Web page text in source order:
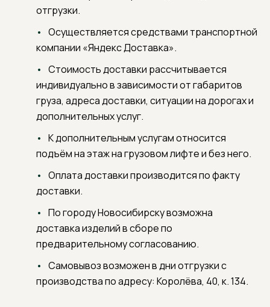
отгрузки.
Осуществляется средствами транспортной
компании «Яндекс Доставка».
Стоимость доставки рассчитывается
индивидуально в зависимости от габаритов
груза, адреса доставки, ситуации на дорогах и
дополнительных услуг.
К дополнительным услугам относится
подъём на этаж на грузовом лифте и без него.
Оплата доставки производится по факту
доставки.
По городу Новосибирску возможна
доставка изделий в сборе по
предварительному согласованию.
Самовывоз возможен в дни отгрузки с
производства по адресу: Королёва, 40, к. 134.